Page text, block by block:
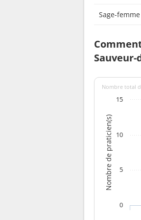
Sage-femme
Nombre de praticien(s)
Nombre total
0
5
10
15